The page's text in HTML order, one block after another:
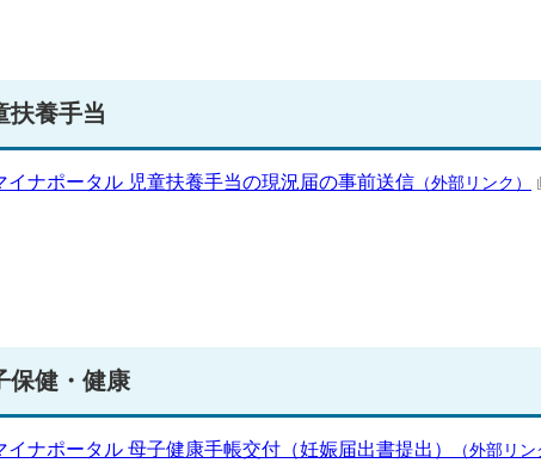
扶養手当
イナポータル 児童扶養手当の現況届の事前送信 （外部リンク）
保健・健康
イナポータル 母子健康手帳交付（妊娠届出書提出） （外部リン